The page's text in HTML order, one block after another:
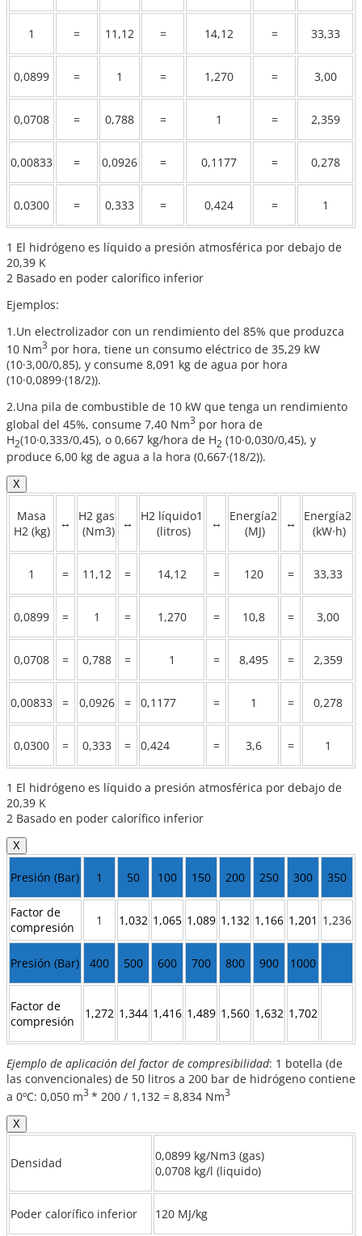
1 = 11,12 = 14,12 = 33,33
0,0899 = 1 = 1,270 = 3,00
0,0708 = 0,788 = 1 = 2,359
0,00833 = 0,0926 = 0,1177 = 0,278
0,0300 = 0,333 = 0,424 = 1
1 El hidrógeno es líquido a presión atmosférica por debajo de
20,39 K
2 Basado en poder calorífico inferior
Ejemplos:
1.Un electrolizador con un rendimiento del 85% que produzca
10 Nm3 por hora, tiene un consumo eléctrico de 35,29 kW
(10·3,00/0,85), y consume 8,091 kg de agua por hora
(10·0,0899·(18/2)).
2.Una pila de combustible de 10 kW que tenga un rendimiento
global del 45%, consume 7,40 Nm3 por hora de
H2(10·0,333/0,45), o 0,667 kg/hora de H2 (10·0,030/0,45), y
produce 6,00 kg de agua a la hora (0,667·(18/2)).
X
Masa
H2 (kg)
↔
H2 gas
(Nm3)
↔
H2 líquido1
(litros)
↔
Energía2
(MJ)
↔
Energía2
(kW·h)
1 = 11,12 = 14,12 = 120 = 33,33
0,0899 = 1 = 1,270 = 10,8 = 3,00
0,0708 = 0,788 = 1 = 8,495 = 2,359
0,00833 = 0,0926 = 0,1177 = 1 = 0,278
0,0300 = 0,333 = 0,424 = 3,6 = 1
1 El hidrógeno es líquido a presión atmosférica por debajo de
20,39 K
2 Basado en poder calorífico inferior
X
Presión (Bar) 1 50 100 150 200 250 300 350
Factor de
compresión
1 1,032 1,065 1,089 1,132 1,166 1,201 1,236
Presión (Bar) 400 500 600 700 800 900 1000
Factor de
compresión
1,272 1,344 1,416 1,489 1,560 1,632 1,702
Ejemplo de aplicación del factor de compresibilidad: 1 botella (de
las convencionales) de 50 litros a 200 bar de hidrógeno contiene
a 0ºC: 0,050 m3 * 200 / 1,132 = 8,834 Nm3
X
Densidad
0,0899 kg/Nm3 (gas)
0,0708 kg/l (liquido)
Poder calorífico inferior 120 MJ/kg